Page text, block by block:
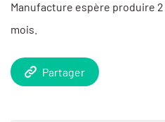
Manufacture espère produire
mois.
Partager